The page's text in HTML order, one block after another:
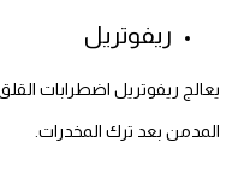
ريفوتريل
يعالج ريفوتريل اضطرابات
المدمن بعد ترك المخدرات.